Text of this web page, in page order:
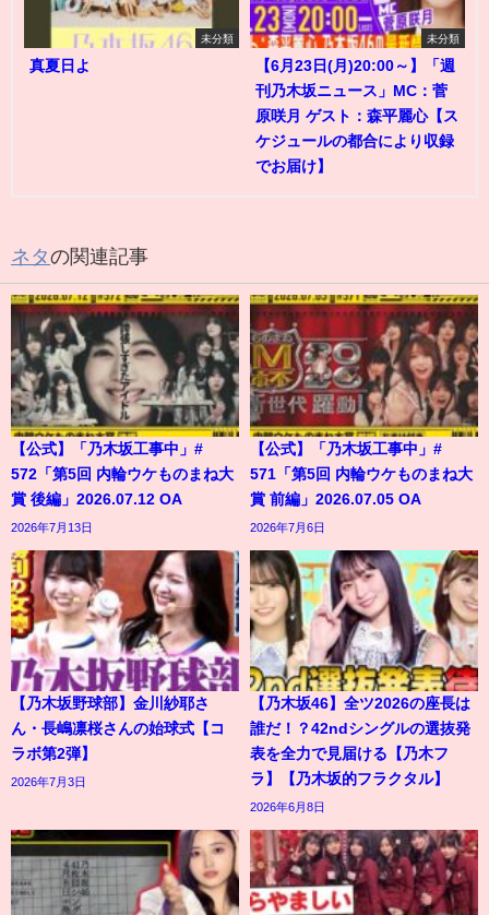
未分類
真夏日よ
未分類
【6月23日(月)20:00～】「週
刊乃木坂ニュース」MC：菅
原咲月 ゲスト：森平麗心【ス
ケジュールの都合により収録
でお届け】
ネタの関連記事
【公式】「乃木坂工事中」#
572「第5回 内輪ウケものまね大
賞 後編」2026.07.12 OA
2026年7月13日
【公式】「乃木坂工事中」#
571「第5回 内輪ウケものまね大
賞 前編」2026.07.05 OA
2026年7月6日
【乃木坂野球部】金川紗耶さ
ん・長嶋凛桜さんの始球式【コ
ラボ第2弾】
2026年7月3日
【乃木坂46】全ツ2026の座長は
誰だ！？42ndシングルの選抜発
表を全力で見届ける【乃木フ
ラ】【乃木坂的フラクタル】
2026年6月8日